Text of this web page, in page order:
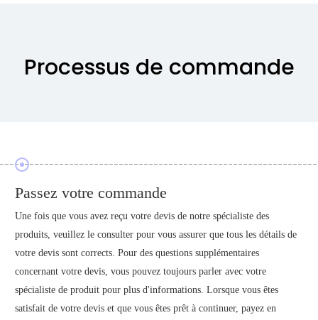
Processus de commande
Passez votre commande
Une fois que vous avez reçu votre devis de notre spécialiste des
produits, veuillez le consulter pour vous assurer que tous les détails de
votre devis sont corrects. Pour des questions supplémentaires
concernant votre devis, vous pouvez toujours parler avec votre
spécialiste de produit pour plus d'informations. Lorsque vous êtes
satisfait de votre devis et que vous êtes prêt à continuer, payez en